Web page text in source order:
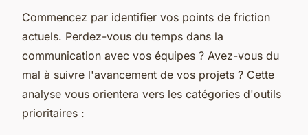
Commencez par identifier vos points de friction
actuels. Perdez-vous du temps dans la
communication avec vos équipes ? Avez-vous du
mal à suivre l'avancement de vos projets ? Cette
analyse vous orientera vers les catégories d'outils
prioritaires :